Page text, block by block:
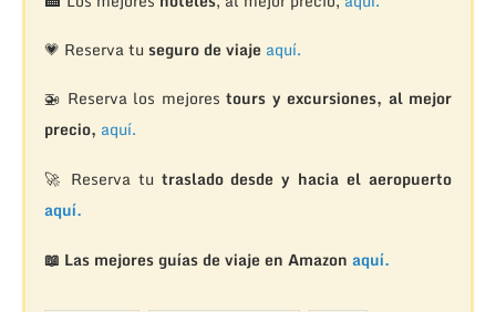
💗 Reserva tu seguro de viaje aquí.
🚁 Reserva los mejorestours y excursiones, al mejor
precio, aquí.
🚀 Reserva tu traslado desde y hacia el aeropuerto
aquí.
📖 Las mejores guías de viaje en Amazon aquí.